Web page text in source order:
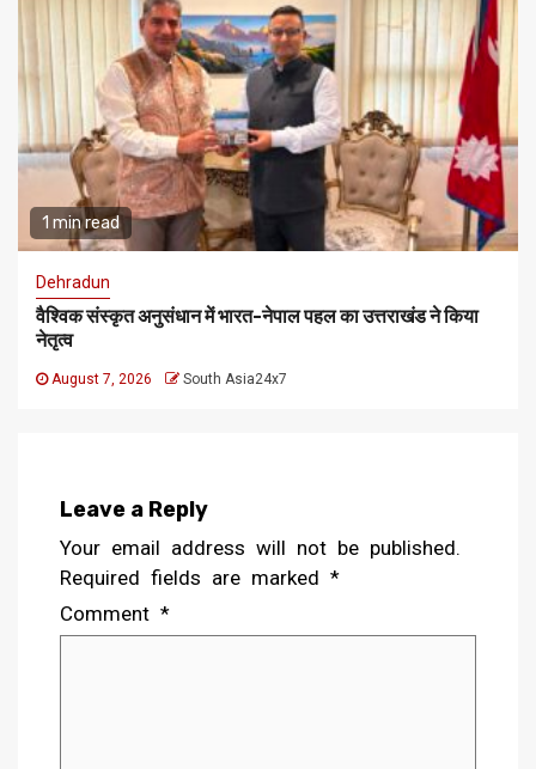
1 min read
Dehradun
वैश्विक संस्कृत अनुसंधान में भारत-नेपाल पहल का उत्तराखंड ने किया
नेतृत्व
August 7, 2026 South Asia24x7
Leave a Reply
Your email address will not be published.
Required fields are marked *
Comment *